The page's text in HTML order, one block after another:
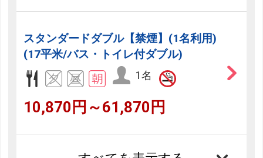
スタンダードダブル【禁煙】(1名利用)
(17平米/バス・トイレ付ダブル)
1名
10,870円～61,870円